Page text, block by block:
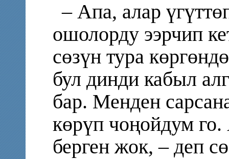
– Апа, алар
ошолорду ээрчип
сөзүн тура
бул динди кабыл
бар. Менден
көрүп чоңойдум
берген жок, – деп